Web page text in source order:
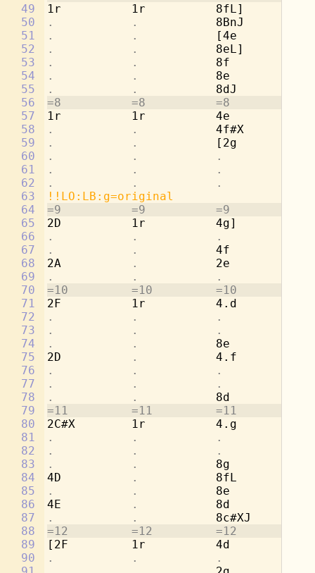
49
50
51
52
53
54
55
56
57
58
59
60
61
62
63
64
65
66
67
68
69
70
71
72
73
74
75
76
77
78
79
80
81
82
83
84
85
86
87
88
89
90
1r          1r          8fL]
.           . 8BnJ
.           .
[4e
.           . 8eL]        4a
.           . 8f
.           . 8e
.           . 8dJ
=8          =8          =8          =8
1r          1r          4e
.           . 4f#X
.           .
[2g
.           .           .
.           .           .
.           .           .
!!LO:LB:g=original
=9          =9          =9          =9
2D          1r          4g]
.           .           .
.           . 4f
2A
. 2e
.           .           .
=10         =10         =10
2F          1r          4.d
.           .           .
.           .           .
.           . 8e
2D
. 4.f
.           .           .
.           .           .
.           . 8d
=11         =11         =11
2C#X        1r          4.g
.           .           .
.           .           .
.           . 8g
4D
. 8fL
.           . 8e
4E
. 8d
.           . 8c#XJ
=12         =12         =12
[2F         1r          4d
.           .           .